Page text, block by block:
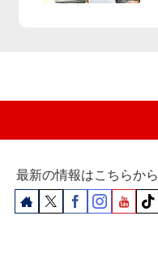
最新の情報はこちらから